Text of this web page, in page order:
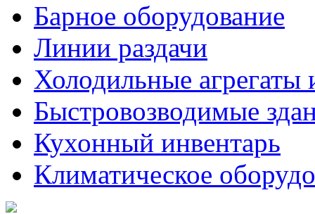
Барное оборудование
Линии раздачи
Холодильные агрегаты
Быстровозводимые
Кухонный инвентарь
Климатическое